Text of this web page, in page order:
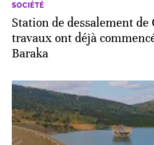
SOCIÉTÉ
Station de dessalement de
travaux ont déjà
Baraka